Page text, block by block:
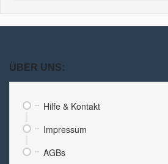
ÜBER UNS:
Hilfe & Kontakt
Impressum
AGBs